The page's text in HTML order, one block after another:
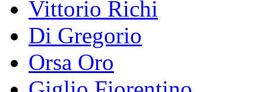
Vittorio Richi
Di Gregorio
Orsa Oro